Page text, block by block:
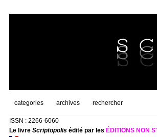
categories archives rechercher
ISSN : 2266-6060
Le livre Scriptopolisédité par les ÉDITIONS NON